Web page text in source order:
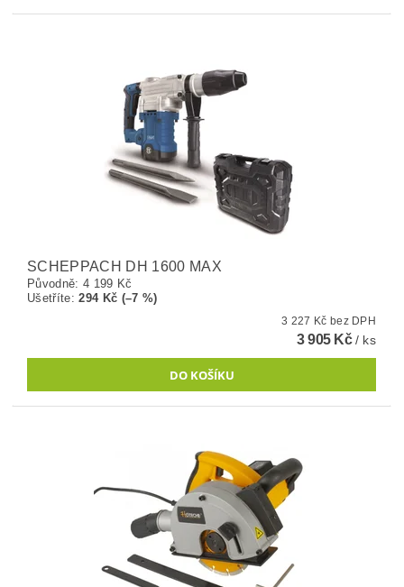
SCHEPPACH DH 1600 MAX
Původně: 4 199 Kč
Ušetříte:294 Kč (–7 %)
3 227 Kč bez DPH
3 905 Kč/ ks